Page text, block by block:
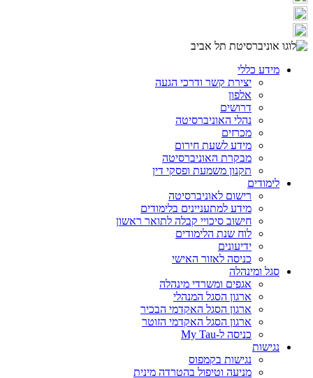
מידע כללי
יצירת קשר ודרכי הגעה
אלפון
דרושים
נהלי האוניברסיטה
מכרזים
מידע לשעת חירום
מבקרת האוניברסיטה
תקנון משמעת ופסקי דין
לימודים
רישום לאוניברסיטה
מידע למתעניינים בלימודים
חישוב סיכויי קבלה לתואר ראשון
לוח שנת הלימודים
ידיעונים
כניסה לאזור האישי
סגל ומינהלה
אגפים ומשרדי מינהלה
ארגון הסגל המנהלי
ארגון הסגל האקדמי הבכיר
ארגון הסגל האקדמי הזוטר
כניסה ל-My Tau
נגישות
נגישות בקמפוס
מניעה וטיפול בהטרדה מינית